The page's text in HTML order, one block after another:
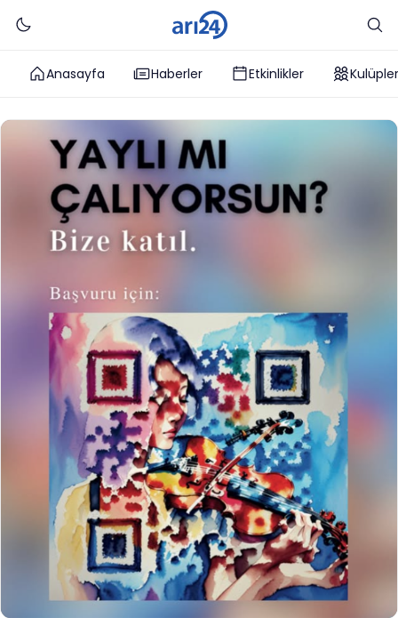
Anasayfa Haberler Etkinlikler Kulüpler